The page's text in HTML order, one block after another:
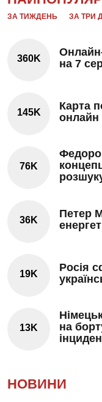
ЗА ТИЖДЕНЬ ЗА ТРИ
360K
на 7
145K
Карта
онлайн
76K
36K
Петер
19K
Росія
13K
на
НОВИНИ